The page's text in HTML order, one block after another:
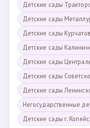
Детские сады
Детские сады
Детские сады
Детские сады
Детские сады
Детские сады
Детские сады
Негосударственные
Детские сады г.